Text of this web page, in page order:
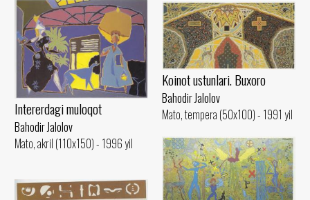
Intererdagi muloqot
Bahodir Jalolov
Mato, akril (110x150) - 1996 yil
Koinot ustunlari. Buxoro
Bahodir Jalolov
Mato, tempera (50x100) - 1991 yil